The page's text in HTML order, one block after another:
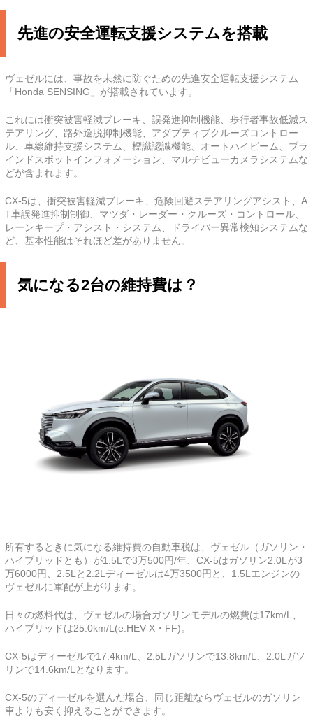
先進の安全運転支援システムを搭載
ヴェゼルには、事故を未然に防ぐための先進安全運転支援システム
「Honda SENSING」が搭載されています。
これには衝突被害軽減ブレーキ、誤発進抑制機能、歩行者事故低減ス
テアリング、路外逸脱抑制機能、アダプティブクルーズコントロー
ル、車線維持支援システム、標識認識機能、オートハイビーム、ブラ
インドスポットインフォメーション、マルチビューカメラシステムな
どが含まれます。
CX-5は、衝突被害軽減ブレーキ、危険回避ステアリングアシスト、A
T車誤発進抑制制御、マツダ・レーダー・クルーズ・コントロール、
レーンキープ・アシスト・システム、ドライバー異常検知システムな
ど、基本性能はそれほど差がありません。
気になる2台の維持費は？
所有するときに気になる維持費の自動車税は、ヴェゼル（ガソリン・
ハイブリッドとも）が1.5Lで3万500円/年、CX-5はガソリン2.0Lが3
万6000円、2.5Lと2.2Lディーゼルは4万3500円と、1.5Lエンジンの
ヴェゼルに軍配が上がります。
日々の燃料代は、ヴェゼルの場合ガソリンモデルの燃費は17km/L、
ハイブリッドは25.0km/L(e:HEV X・FF)。
CX-5はディーゼルで17.4km/L、2.5Lガソリンで13.8km/L、2.0Lガソ
リンで14.6km/Lとなります。
CX-5のディーゼルを選んだ場合、同じ距離ならヴェゼルのガソリン
車よりも安く抑えることができます。